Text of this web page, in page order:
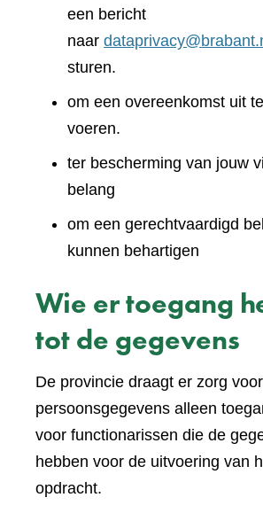
een bericht
naar
sturen.
om een overeenkomst uit
voeren.
ter bescherming van jouw
belang
om een gerechtvaardigd
kunnen behartigen
Wie er toegang
tot de gegevens
De provincie draagt er zorg
persoonsgegevens alleen
voor functionarissen die de
hebben voor de uitvoering van
opdracht.